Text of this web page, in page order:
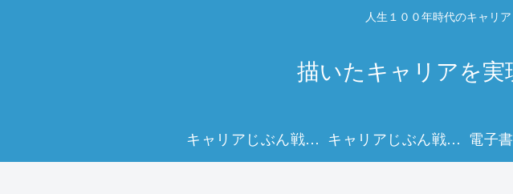
人生１００年時代のキャリ
描いたキャリアを実
キャリアじぶん戦略マップで、未来を描く力を。 キャリアじぶん戦略マップとは？